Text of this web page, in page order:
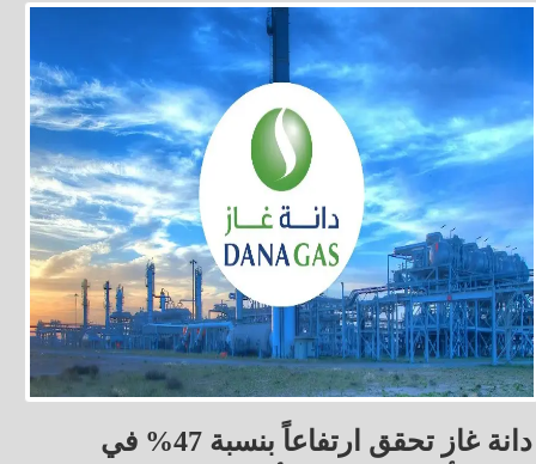
دانة غاز تحقق ارتفاعاً بنسبة 47% في